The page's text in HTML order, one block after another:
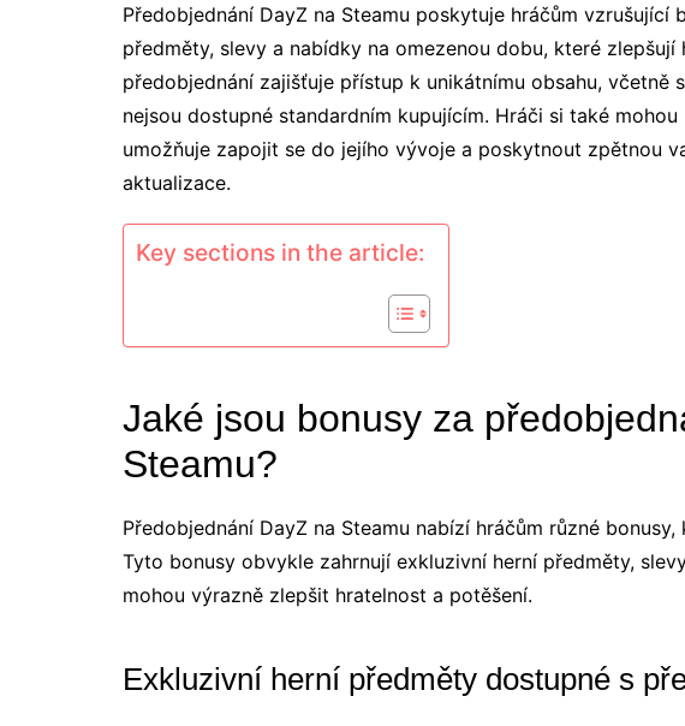
Předobjednání DayZ na Steamu poskytuje hráčům vzrušující
předměty, slevy a nabídky na omezenou dobu, které zlepšují
předobjednání zajišťuje přístup k unikátnímu obsahu, včetně
nejsou dostupné standardním kupujícím. Hráči si také
umožňuje zapojit se do jejího vývoje a poskytnout zpětnou
aktualizace.
Key sections in the article:
Jaké jsou bonusy za
Steamu?
Předobjednání DayZ na Steamu nabízí hráčům různé
Tyto bonusy obvykle zahrnují exkluzivní herní předměty,
mohou výrazně zlepšit hratelnost a potěšení.
Exkluzivní herní předměty dostupné s